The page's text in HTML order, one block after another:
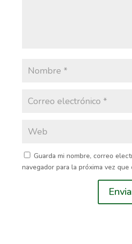
Guarda mi nombre, correo
navegador para la próxima vez que